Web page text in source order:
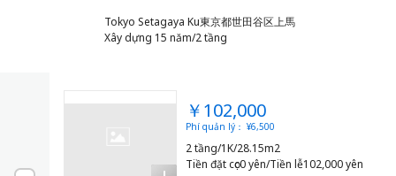
Tokyo Setagaya Ku東京都世田谷区上馬
Xây dựng 15 năm/2 tầng
￥102,000
Phí quản lý： ¥6,500
2 tầng/1K/28.15m2
Tiền đặt cọc0 yên/Tiền lễ102,000 yên